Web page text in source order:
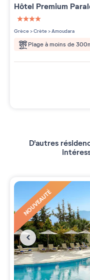
Hôtel Premium
4 étoiles sur 5
Grèce>Crète>Amoudara
Plage à moins de
D'autres
NOUVEAUTÉ